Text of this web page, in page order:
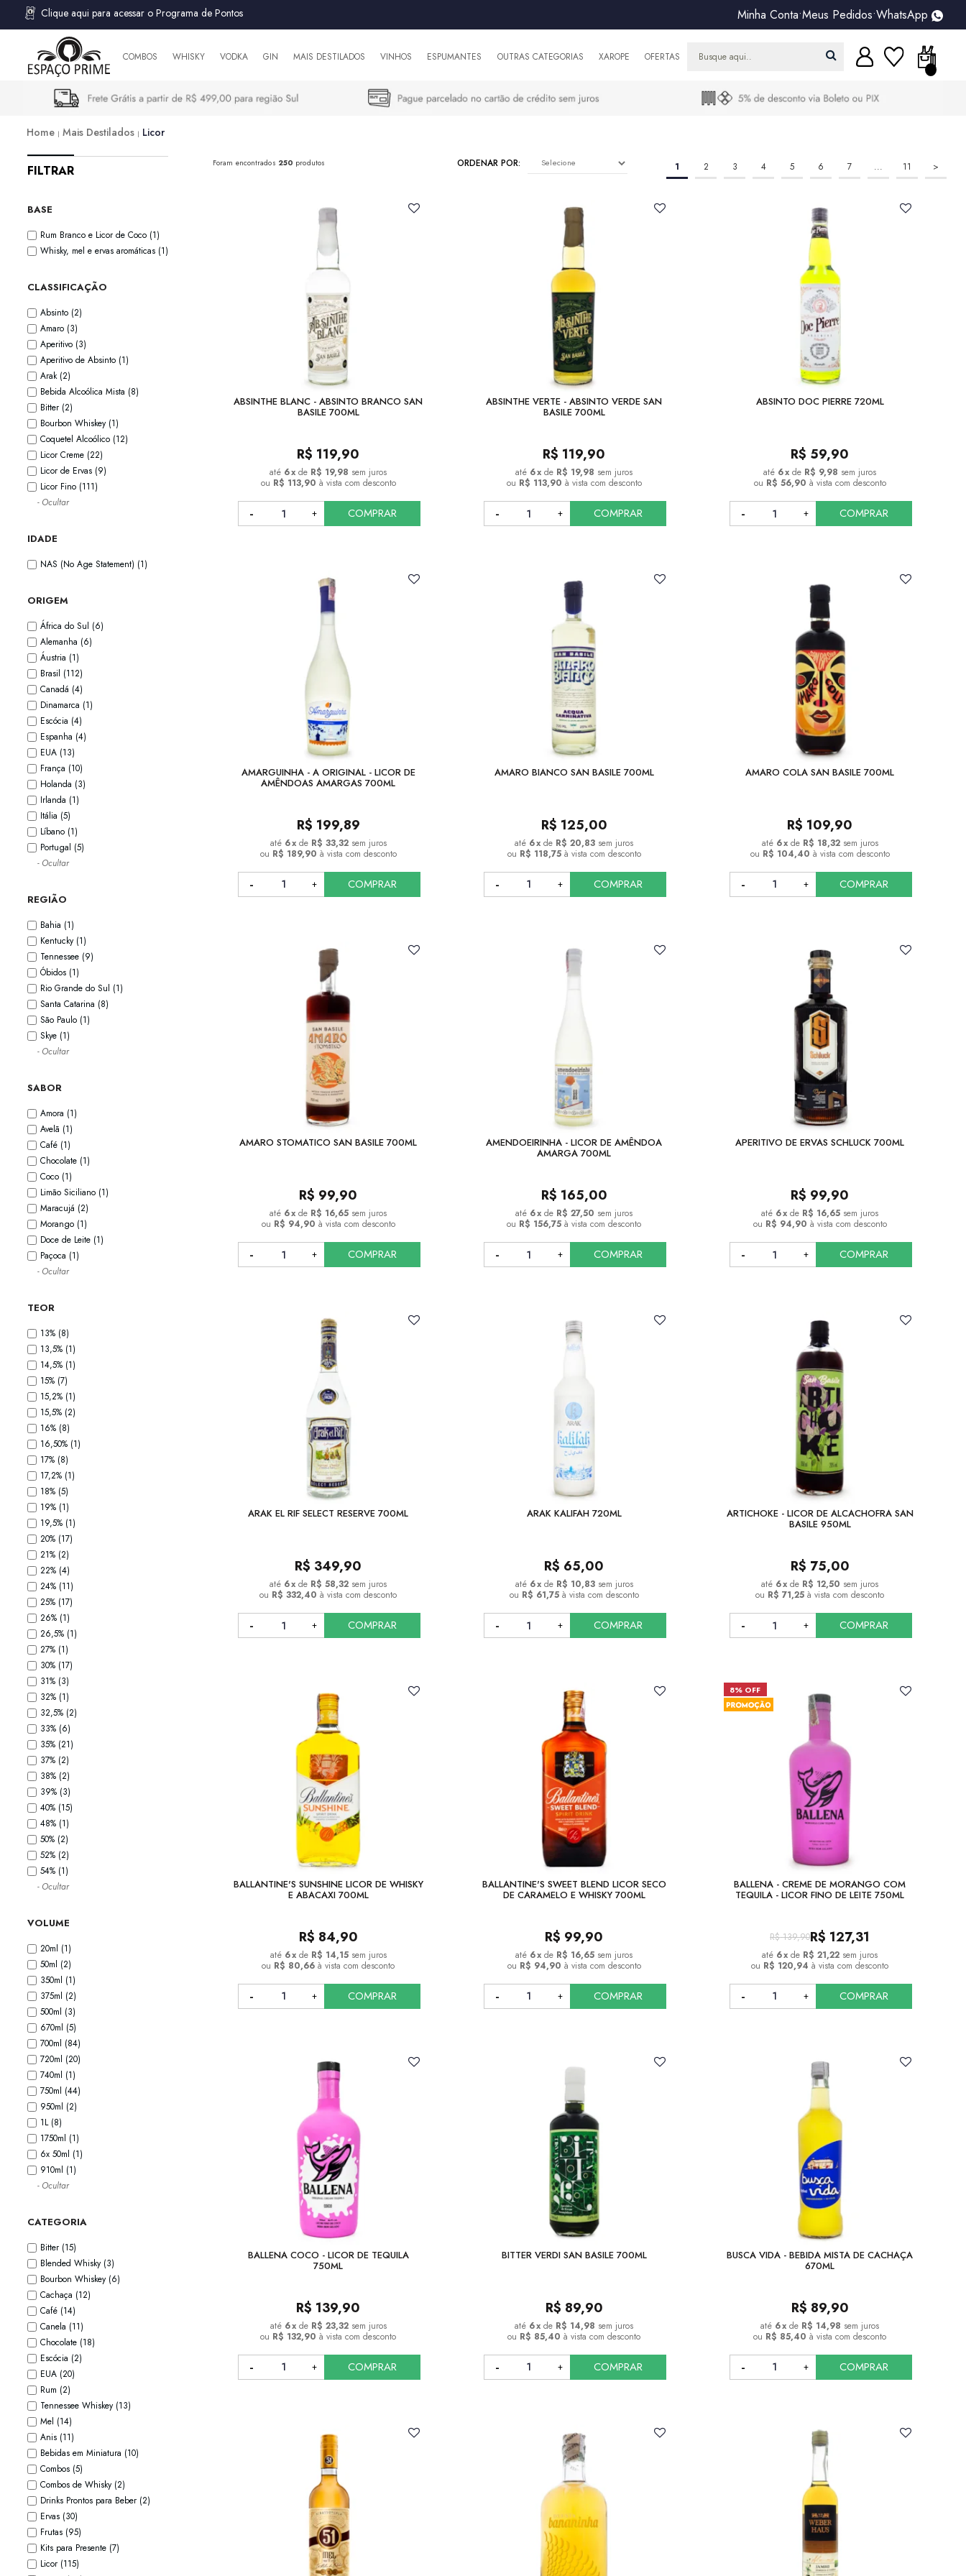
Clique aqui para acessar o Programa de Pontos Minha Conta•Meus Pedidos•WhatsApp
COMBOS WHISKY VODKA GIN MAIS DESTILADOS VINHOS ESPUMANTES OUTRAS CATEGORIAS XAROPE OFERTAS
Home Mais Destilados Licor
FILTRAR
BASE
Rum Branco e Licor de Coco (1)
Whisky, mel e ervas aromáticas (1)
CLASSIFICAÇÃO
Absinto (2)
Amaro (3)
Aperitivo (3)
Aperitivo de Absinto (1)
Arak (2)
Bebida Alcoólica Mista (8)
Bitter (2)
Bourbon Whiskey (1)
Coquetel Alcoólico (12)
Licor Creme (22)
Licor de Ervas (9)
Licor Fino (111)
- Ocultar
IDADE
NAS (No Age Statement) (1)
ORIGEM
África do Sul (6)
Alemanha (6)
Áustria (1)
Brasil (112)
Canadá (4)
Dinamarca (1)
Escócia (4)
Espanha (4)
EUA (13)
França (10)
Holanda (3)
Irlanda (1)
Itália (5)
Líbano (1)
Portugal (5)
- Ocultar
REGIÃO
Bahia (1)
Kentucky (1)
Tennessee (9)
Óbidos (1)
Rio Grande do Sul (1)
Santa Catarina (8)
São Paulo (1)
Skye (1)
- Ocultar
SABOR
Amora (1)
Avelã (1)
Café (1)
Chocolate (1)
Coco (1)
Limão Siciliano (1)
Maracujá (2)
Morango (1)
Doce de Leite (1)
Paçoca (1)
- Ocultar
TEOR
13% (8)
13,5% (1)
14,5% (1)
15% (7)
15,2% (1)
15,5% (2)
16% (8)
16,50% (1)
17% (8)
17,2% (1)
18% (5)
19% (1)
19,5% (1)
20% (17)
21% (2)
22% (4)
24% (11)
25% (17)
26% (1)
26,5% (1)
27% (1)
30% (17)
31% (3)
32% (1)
32,5% (2)
33% (6)
35% (21)
37% (2)
38% (2)
39% (3)
40% (15)
48% (1)
50% (2)
52% (2)
54% (1)
- Ocultar
VOLUME
20ml (1)
50ml (2)
350ml (1)
375ml (2)
500ml (3)
670ml (5)
700ml (84)
720ml (20)
740ml (1)
750ml (44)
950ml (2)
1L (8)
1750ml (1)
6x 50ml (1)
910ml (1)
- Ocultar
CATEGORIA
Bitter (15)
Blended Whisky (3)
Bourbon Whiskey (6)
Cachaça (12)
Café (14)
Canela (11)
Chocolate (18)
Escócia (2)
EUA (20)
Rum (2)
Tennessee Whiskey (13)
Mel (14)
Anis (11)
Bebidas em Miniatura (10)
Combos (5)
Combos de Whisky (2)
Drinks Prontos para Beber (2)
Ervas (30)
Frutas (95)
Kits para Presente (7)
Licor (115)
Foram encontrados 250 produtos ORDENAR POR: SELECIONE 1 2 3 4 5 6 7 ... 11 >
ABSINTHE BLANC - ABSINTO BRANCO SAN
BASILE 700ML
R$ 119,90
6x de R$ 19,98 sem juros
ou R$ 113,90 à vista com desconto
COMPRAR
COMPRAR
ABSINTHE VERTE - ABSINTO VERDE SAN
BASILE 700ML
R$ 119,90
6x de R$ 19,98 sem juros
ou R$ 113,90 à vista com desconto
COMPRAR
COMPRAR
ABSINTO DOC PIERRE 720ML
R$ 59,90
6x de R$ 9,98 sem juros
ou R$ 56,90 à vista com desconto
COMPRAR
COMPRAR
AMARGUINHA - A ORIGINAL - LICOR DE
AMÊNDOAS AMARGAS 700ML
R$ 199,89
6x de R$ 33,32 sem juros
ou R$ 189,90 à vista com desconto
COMPRAR
COMPRAR
AMARO BIANCO SAN BASILE 700ML
R$ 125,00
6x de R$ 20,83 sem juros
ou R$ 118,75 à vista com desconto
COMPRAR
COMPRAR
AMARO COLA SAN BASILE 700ML
R$ 109,90
6x de R$ 18,32 sem juros
ou R$ 104,40 à vista com desconto
COMPRAR
COMPRAR
AMARO STOMATICO SAN BASILE 700ML
R$ 99,90
6x de R$ 16,65 sem juros
ou R$ 94,90 à vista com desconto
COMPRAR
COMPRAR
AMENDOEIRINHA - LICOR DE AMÊNDOA
AMARGA 700ML
R$ 165,00
6x de R$ 27,50 sem juros
ou R$ 156,75à vista com desconto
COMPRAR
COMPRAR
APERITIVO DE ERVAS SCHLUCK 700ML
R$ 99,90
6x de R$ 16,65 sem juros
ou R$ 94,90 à vista com desconto
COMPRAR
COMPRAR
ARAK EL RIF SELECT RESERVE 700ML
R$ 349,90
6x de R$ 58,32 sem juros
ou R$ 332,40à vista com desconto
COMPRAR
COMPRAR
ARAK KALIFAH 720ML
R$ 65,00
6x de R$ 10,83 sem juros
ou R$ 61,75 à vista com desconto
COMPRAR
COMPRAR
ARTICHOKE - LICOR DE ALCACHOFRA SAN
BASILE 950ML
R$ 75,00
6x de R$ 12,50 sem juros
ou R$ 71,25à vista com desconto
COMPRAR
COMPRAR
BALLANTINE'S SUNSHINE LICOR DE WHISKY
E ABACAXI 700ML
R$ 84,90
6x de R$ 14,15 sem juros
ou R$ 80,66à vista com desconto
COMPRAR
COMPRAR
BALLANTINE'S SWEET BLEND LICOR SECO
DE CARAMELO E WHISKY 700ML
R$ 99,90
6x de R$ 16,65 sem juros
ou R$ 94,90 à vista com desconto
COMPRAR
COMPRAR
8% OFF
BALLENA - CREME DE MORANGO COM
TEQUILA - LICOR FINO DE LEITE 750ML
R$ 139,90R$ 127,31
6x de R$ 21,22 sem juros
ou R$ 120,94à vista com desconto
COMPRAR
COMPRAR
BALLENA COCO - LICOR DE TEQUILA
750ML
R$ 139,90
6x de R$ 23,32 sem juros
ou R$ 132,90à vista com desconto
COMPRAR
COMPRAR
BITTER VERDI SAN BASILE 700ML
R$ 89,90
6x de R$ 14,98 sem juros
ou R$ 85,40à vista com desconto
COMPRAR
COMPRAR
BUSCA VIDA - BEBIDA MISTA DE CACHAÇA
670ML
R$ 89,90
6x de R$ 14,98 sem juros
ou R$ 85,40à vista com desconto
COMPRAR
COMPRAR